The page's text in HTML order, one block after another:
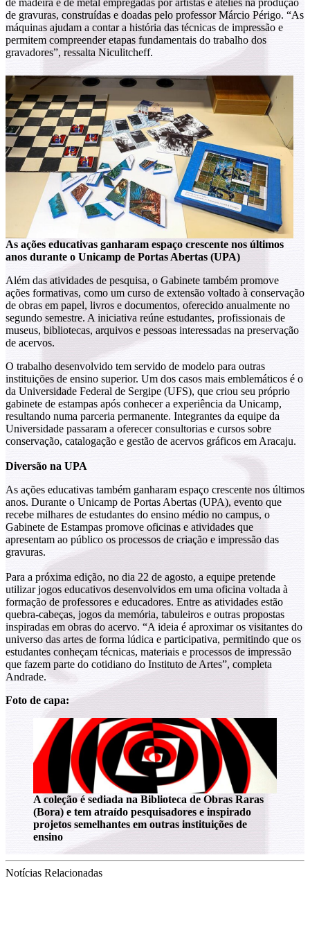
de madeira e de metal empregadas por artistas e ateliês na produção
de gravuras, construídas e doadas pelo professor Márcio Périgo. “As
máquinas ajudam a contar a história das técnicas de impressão e
permitem compreender etapas fundamentais do trabalho dos
gravadores”, ressalta Niculitcheff.
As ações educativas ganharam espaço crescente nos últimos
anos durante o Unicamp de Portas Abertas (UPA)
Além das atividades de pesquisa, o Gabinete também promove
ações formativas, como um curso de extensão voltado à conservação
de obras em papel, livros e documentos, oferecido anualmente no
segundo semestre. A iniciativa reúne estudantes, profissionais de
museus, bibliotecas, arquivos e pessoas interessadas na preservação
de acervos.
O trabalho desenvolvido tem servido de modelo para outras
instituições de ensino superior. Um dos casos mais emblemáticos é o
da Universidade Federal de Sergipe (UFS), que criou seu próprio
gabinete de estampas após conhecer a experiência da Unicamp,
resultando numa parceria permanente. Integrantes da equipe da
Universidade passaram a oferecer consultorias e cursos sobre
conservação, catalogação e gestão de acervos gráficos em Aracaju.
Diversão na UPA
As ações educativas também ganharam espaço crescente nos últimos
anos. Durante o Unicamp de Portas Abertas (UPA), evento que
recebe milhares de estudantes do ensino médio no campus, o
Gabinete de Estampas promove oficinas e atividades que
apresentam ao público os processos de criação e impressão das
gravuras.
Para a próxima edição, no dia 22 de agosto, a equipe pretende
utilizar jogos educativos desenvolvidos em uma oficina voltada à
formação de professores e educadores. Entre as atividades estão
quebra-cabeças, jogos da memória, tabuleiros e outras propostas
inspiradas em obras do acervo. “A ideia é aproximar os visitantes do
universo das artes de forma lúdica e participativa, permitindo que os
estudantes conheçam técnicas, materiais e processos de impressão
que fazem parte do cotidiano do Instituto de Artes”, completa
Andrade.
Foto de capa:
A coleção é sediada na Biblioteca de Obras Raras
(Bora) e tem atraído pesquisadores e inspirado
projetos semelhantes em outras instituições de
ensino
Notícias Relacionadas